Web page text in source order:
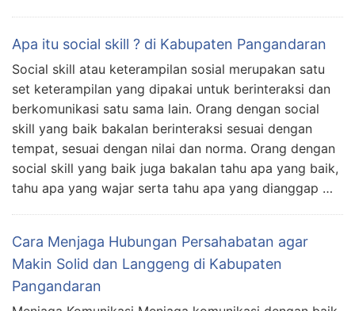
Apa itu social skill ? di Kabupaten Pangandaran
Social skill atau keterampilan sosial merupakan satu
set keterampilan yang dipakai untuk berinteraksi dan
berkomunikasi satu sama lain. Orang dengan social
skill yang baik bakalan berinteraksi sesuai dengan
tempat, sesuai dengan nilai dan norma. Orang dengan
social skill yang baik juga bakalan tahu apa yang baik,
tahu apa yang wajar serta tahu apa yang dianggap …
Cara Menjaga Hubungan Persahabatan agar
Makin Solid dan Langgeng di Kabupaten
Pangandaran